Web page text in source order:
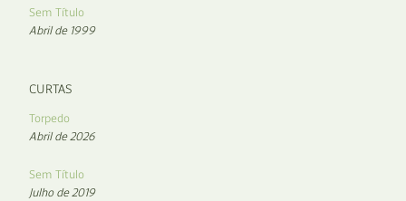
Sem Título
Abril de 1999
CURTAS
Torpedo
Abril de 2026
Sem Título
Julho de 2019